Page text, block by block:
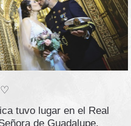
tuvo lugar en el Real
de Guadalupe.